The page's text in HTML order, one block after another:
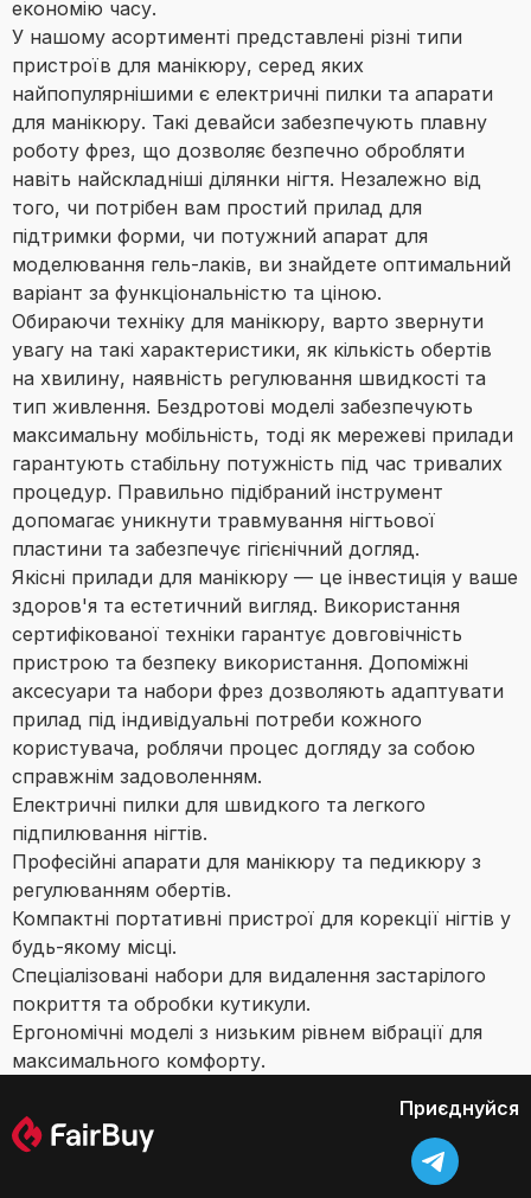
економію часу.
У нашому асортименті представлені різні типи
пристроїв для манікюру, серед яких
найпопулярнішими є електричні пилки та апарати
для манікюру. Такі девайси забезпечують плавну
роботу фрез, що дозволяє безпечно обробляти
навіть найскладніші ділянки нігтя. Незалежно від
того, чи потрібен вам простий прилад для
підтримки форми, чи потужний апарат для
моделювання гель-лаків, ви знайдете оптимальний
варіант за функціональністю та ціною.
Обираючи техніку для манікюру, варто звернути
увагу на такі характеристики, як кількість обертів
на хвилину, наявність регулювання швидкості та
тип живлення. Бездротові моделі забезпечують
максимальну мобільність, тоді як мережеві прилади
гарантують стабільну потужність під час тривалих
процедур. Правильно підібраний інструмент
допомагає уникнути травмування нігтьової
пластини та забезпечує гігієнічний догляд.
Якісні прилади для манікюру — це інвестиція у ваше
здоров'я та естетичний вигляд. Використання
сертифікованої техніки гарантує довговічність
пристрою та безпеку використання. Допоміжні
аксесуари та набори фрез дозволяють адаптувати
прилад під індивідуальні потреби кожного
користувача, роблячи процес догляду за собою
справжнім задоволенням.
Електричні пилки для швидкого та легкого
підпилювання нігтів.
Професійні апарати для манікюру та педикюру з
регулюванням обертів.
Компактні портативні пристрої для корекції нігтів у
будь-якому місці.
Спеціалізовані набори для видалення застарілого
покриття та обробки кутикули.
Ергономічні моделі з низьким рівнем вібрації для
максимального комфорту.
Приєднуйся